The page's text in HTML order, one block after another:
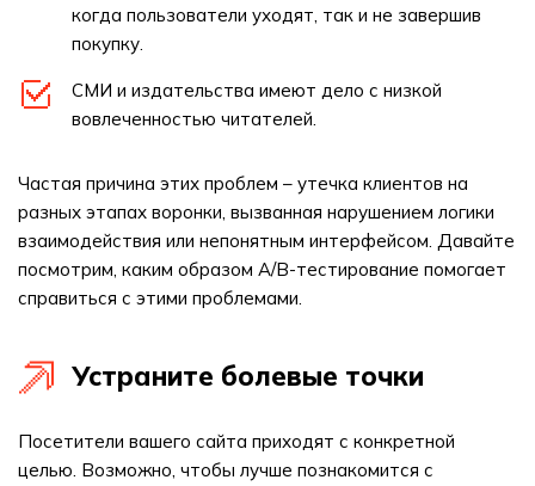
когда пользователи уходят, так и не завершив
покупку.
СМИ и издательства имеют дело с низкой
вовлеченностью читателей.
Частая причина этих проблем – утечка клиентов на
разных этапах воронки, вызванная нарушением логики
взаимодействия или непонятным интерфейсом. Давайте
посмотрим, каким образом A/B-тестирование помогает
справиться с этими проблемами.
Устраните болевые точки
Посетители вашего сайта приходят с конкретной
целью. Возможно, чтобы лучше познакомится с